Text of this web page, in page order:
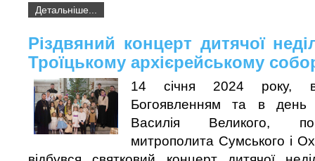
Детальніше...
Різдвяний концерт дитячої
Троїцькому архієрейському
14 січня 2024 року,
Богоявленням та в день
Василія Великого, по
митрополита Сумського і